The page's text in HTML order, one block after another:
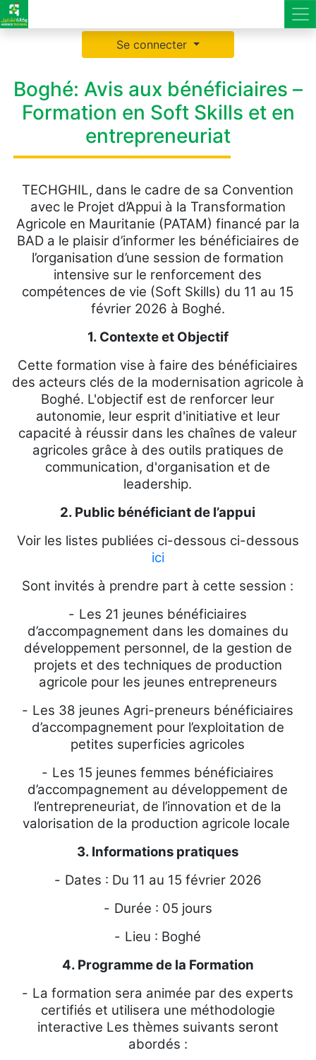
Se connecter
Boghé: Avis aux bénéficiaires –
Formation en Soft Skills et en
entrepreneuriat
TECHGHIL, dans le cadre de sa Convention
avec le Projet d’Appui à la Transformation
Agricole en Mauritanie (PATAM) financé par la
BAD a le plaisir d’informer les bénéficiaires de
l’organisation d’une session de formation
intensive sur le renforcement des
compétences de vie (Soft Skills) du 11 au 15
février 2026 à Boghé.
1. Contexte et Objectif
Cette formation vise à faire des bénéficiaires
des acteurs clés de la modernisation agricole à
Boghé. L'objectif est de renforcer leur
autonomie, leur esprit d'initiative et leur
capacité à réussir dans les chaînes de valeur
agricoles grâce à des outils pratiques de
communication, d'organisation et de
leadership.
2. Public bénéficiant de l’appui
Voir les listes publiées ci-dessous ci-dessous
ici
Sont invités à prendre part à cette session :
- Les 21 jeunes bénéficiaires
d’accompagnement dans les domaines du
développement personnel, de la gestion de
projets et des techniques de production
agricole pour les jeunes entrepreneurs
- Les 38 jeunes Agri-preneurs bénéficiaires
d’accompagnement pour l’exploitation de
petites superficies agricoles
- Les 15 jeunes femmes bénéficiaires
d’accompagnement au développement de
l’entrepreneuriat, de l’innovation et de la
valorisation de la production agricole locale
3. Informations pratiques
- Dates : Du 11 au 15 février 2026
- Durée : 05 jours
- Lieu : Boghé
4. Programme de la Formation
- La formation sera animée par des experts
certifiés et utilisera une méthodologie
interactive Les thèmes suivants seront
abordés :